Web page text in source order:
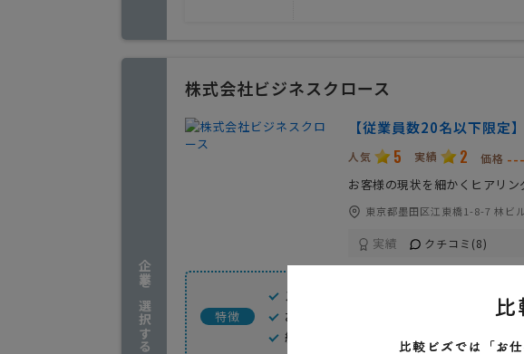
企業を選択する
株式会社ビジネスクロース
【従業員数20名以下限定
人気 5 実績 2 価格
お客様の現状を細かくヒアリン
東京都墨田区江東橋1-8-7 林ビ
実績 クチコミ(8)
特徴
スピーディな対応
お客様のニーズに合わせた提案
納品後のアフターフォロー